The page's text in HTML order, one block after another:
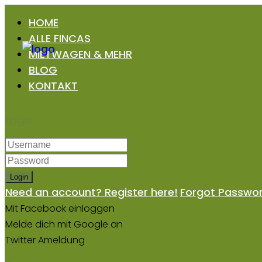
HOME
ALLE FINCAS
MIETWAGEN & MEHR
BLOG
KONTAKT
Login
Login
Need an account? Register here! Forgot
Mit Facebook einloggen
Melde dich mit Google an
Twitter Ameldung